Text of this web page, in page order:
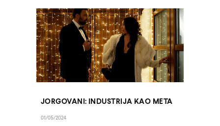
JORGOVANI: INDUSTRIJA KAO META
01/05/2024